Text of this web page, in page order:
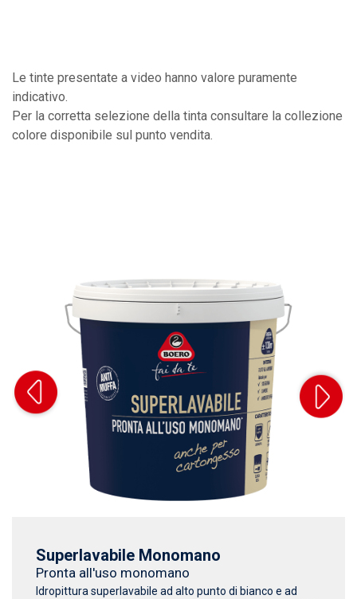
Le tinte presentate a video hanno valore puramente
indicativo.
Per la corretta selezione della tinta consultare la collezione
colore disponibile sul punto vendita.
Superlavabile Monomano
Pronta all'uso monomano
Idropittura superlavabile ad alto punto di bianco e ad